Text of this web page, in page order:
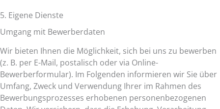
5. Eigene Dienste
Umgang mit Bewerberdaten
Wir bieten Ihnen die Möglichkeit, sich bei uns zu bewerben
(z. B. per E-Mail, postalisch oder via Online-
Bewerberformular). Im Folgenden informieren wir Sie über
Umfang, Zweck und Verwendung Ihrer im Rahmen des
Bewerbungsprozesses erhobenen personenbezogenen